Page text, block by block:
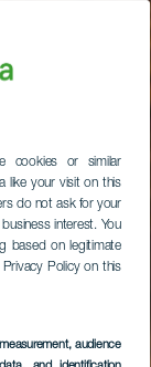
cookies or similar
like your visit on this
do not ask for your
interest. You
based on legitimate
Policy on this
audience